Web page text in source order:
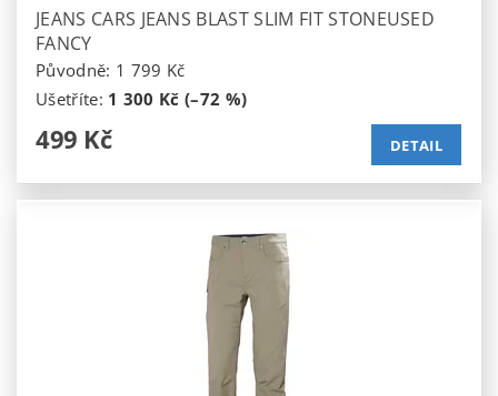
JEANS CARS JEANS BLAST SLIM FIT STONEUSED
FANCY
Původně: 1 799 Kč
Ušetříte: 1 300 Kč (–72 %)
499 Kč DETAIL